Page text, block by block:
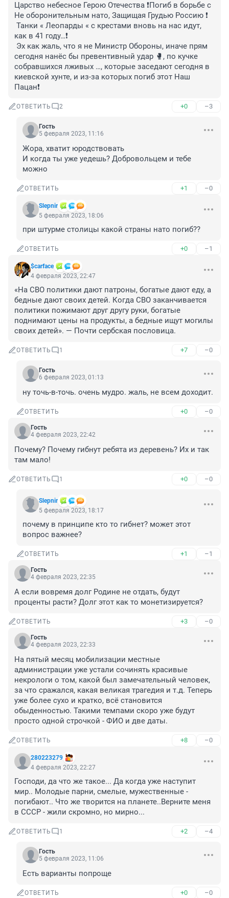
Царство небесное Герою Отечества ❗️Погиб в борьбе с
Не оборонительным нато, Защищая Грудью Россию ❗️
Танки « Леопарды « с крестами вновь на нас идут,
как в 41 году…❗️
Эх как жаль, что я не Министр Обороны, иначе прям
сегодня нанёс бы превентивный удар 🥊, по кучке
собравшихся лживых …, которые заседают сегодня в
киевской хунте, и из-за которых погиб этот Наш
Пацан❗️
ОТВЕТИТЬ 2 +0 –3
Гость
5 февраля 2023, 11:16
Жора, хватит юродствовать
И когда ты уже уедешь? Добровольцем и тебе
можно
ОТВЕТИТЬ +1 –0
Slepnir
5 февраля 2023, 18:06
при штурме столицы какой страны нато погиб??
ОТВЕТИТЬ +0 –1
$carface
4 февраля 2023, 22:47
«На СВО политики дают патроны, богатые дают еду, а
бедные дают своих детей. Когда СВО заканчивается
политики пожимают друг другу руки, богатые
поднимают цены на продукты, а бедные ищут могилы
своих детей». — Почти сербская пословица.
ОТВЕТИТЬ 1 +7 –0
Гость
6 февраля 2023, 01:13
ну точь-в-точь. очень мудро. жаль, не всем доходит.
ОТВЕТИТЬ +0 –0
Гость
4 февраля 2023, 22:42
Почему? Почему гибнут ребята из деревень? Их и так
там мало!
ОТВЕТИТЬ 1 +0 –0
Slepnir
5 февраля 2023, 18:17
почему в принципе кто то гибнет? может этот
вопрос важнее?
ОТВЕТИТЬ +1 –1
Гость
4 февраля 2023, 22:35
А если вовремя долг Родине не отдать, будут
проценты расти? Долг этот как то монетизируется?
ОТВЕТИТЬ +3 –0
Гость
4 февраля 2023, 22:33
На пятый месяц мобилизации местные
администрации уже устали сочинять красивые
некрологи о том, какой был замечательный человек,
за что сражался, какая великая трагедия и т.д. Теперь
уже более сухо и кратко, всё становится
обыденностью. Такими темпами скоро уже будут
просто одной строчкой - ФИО и две даты.
ОТВЕТИТЬ +8 –0
280223279
4 февраля 2023, 22:27
Господи, да что же такое... Да когда уже наступит
мир.. Молодые парни, смелые, мужественные -
погибают.. Что же творится на планете..Верните меня
в СССР - жили скромно, но мирно...
ОТВЕТИТЬ 1 +2 –4
Гость
5 февраля 2023, 11:06
Есть варианты попроще
ОТВЕТИТЬ +0 –0